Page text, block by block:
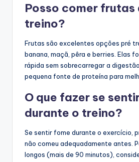
Posso comer frutas
treino?
Frutas são excelentes opções pré
banana, maçã, pêra e berries. Elas
rápida sem sobrecarregar a
pequena fonte de proteína para
O que fazer se
durante o treino?
Se sentir fome durante o exercício,
não comeu adequadamente antes.
longos (mais de 90 minutos),